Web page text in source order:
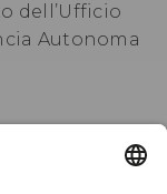
dell’Ufficio
Autonoma